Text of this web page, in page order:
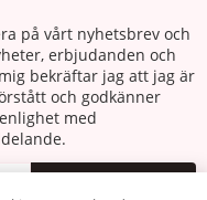
på vårt nyhetsbrev och
erbjudanden och
bekräftar jag att jag är
och godkänner
med